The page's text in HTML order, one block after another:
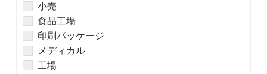
小売
食品工場
印刷パッケージ
メディカル
工場